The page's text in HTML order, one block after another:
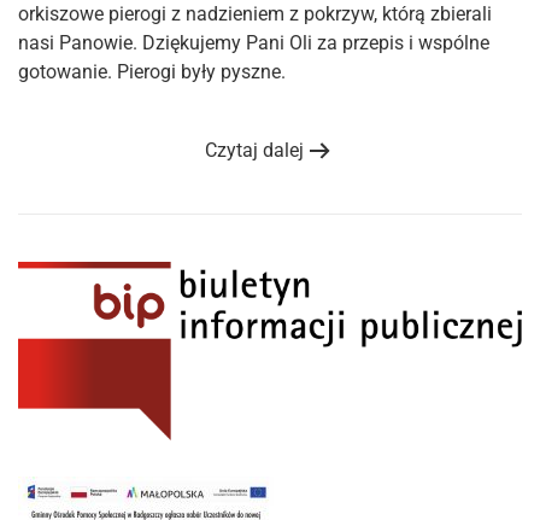
orkiszowe pierogi z nadzieniem z pokrzyw, którą zbierali
nasi Panowie. Dziękujemy Pani Oli za przepis i wspólne
gotowanie. Pierogi były pyszne.
Czytaj dalej